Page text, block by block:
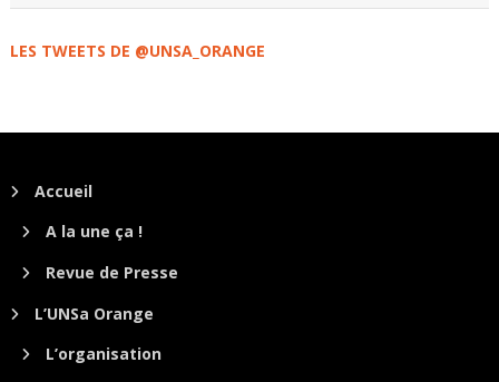
LES TWEETS DE @UNSA_ORANGE
Accueil
A la une ça !
Revue de Presse
L’UNSa Orange
L’organisation